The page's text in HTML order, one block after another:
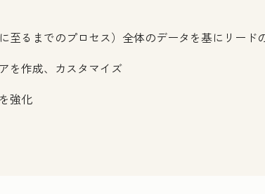
至るまでのプロセス）全体のデータを基にリード
を作成、カスタマイズ
強化